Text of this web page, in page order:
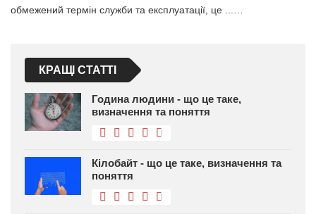
обмежений термін служби та експлуатації, це ...…
КРАЩІ СТАТТІ
Година людини - що це таке,
визначення та поняття
Кілобайт - що це таке, визначення та
поняття